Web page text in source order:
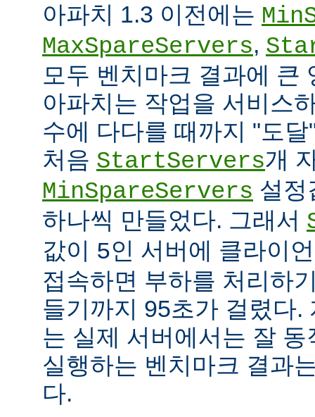
아파치 1.3 이전에는
MaxSpareServers,
모두 벤치마크 결과에 큰
아파치는 작업을 서비스
수에 다다를 때까지 "도
처음 StartServers개
MinSpareServers 설정
하나씩 만들었다. 그래서
값이 5인 서버에 클라이
접속하면 부하를 처리하
들기까지 95초가 걸렸다.
는 실제 서버에서는 잘
실행하는 벤치마크 결과
다.